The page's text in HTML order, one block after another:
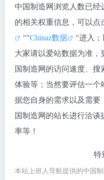
中国制造网浏览人数已经
的相关权重信息，可以点
""Chinaz数据
"进入
大家请以爱站数据为准，
国制造网的访问速度、
体验等；当然要评估一个
据您自身的需求以及需要
国制造网的站长进行洽谈
率等！
特
本站上班人导航提供的中国